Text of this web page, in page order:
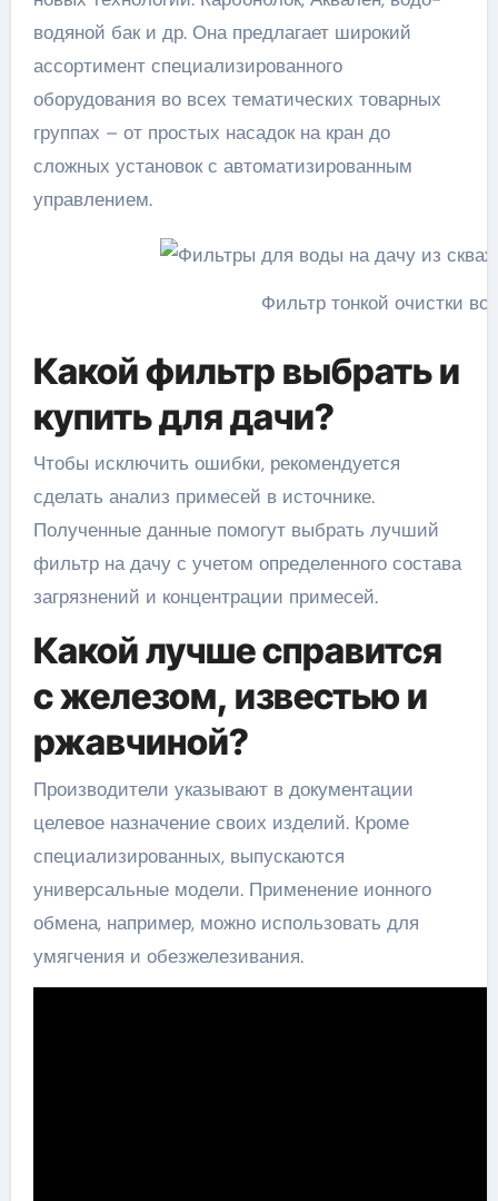
водяной бак и др. Она предлагает широкий
ассортимент специализированного
оборудования во всех тематических товарных
группах – от простых насадок на кран до
сложных установок с автоматизированным
управлением.
Фильтр тонкой очистки
Какой фильтр выбрать и
купить для дачи?
Чтобы исключить ошибки, рекомендуется
сделать анализ примесей в источнике.
Полученные данные помогут выбрать лучший
фильтр на дачу с учетом определенного состава
загрязнений и концентрации примесей.
Какой лучше справится
с железом, известью и
ржавчиной?
Производители указывают в документации
целевое назначение своих изделий. Кроме
специализированных, выпускаются
универсальные модели. Применение ионного
обмена, например, можно использовать для
умягчения и обезжелезивания.